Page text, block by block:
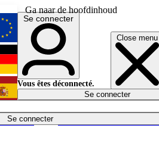
Ga naar de hoofdinhoud
Close menu
Se connecter
Économie
English
Deutsch
Español
Se connecter
Vous êtes déconnecté.
Se connecter